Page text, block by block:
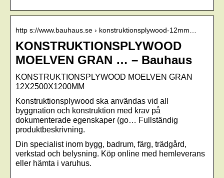
http s://www.bauhaus.se › konstruktionsplywood-12mm…
KONSTRUKTIONSPLYWOOD
MOELVEN GRAN … – Bauhaus
KONSTRUKTIONSPLYWOOD MOELVEN GRAN
12X2500X1200MM
Konstruktionsplywood ska användas vid all
byggnation och konstruktion med krav på
dokumenterade egenskaper (go… Fullständig
produktbeskrivning.
Din specialist inom bygg, badrum, färg, trädgård,
verkstad och belysning. Köp online med hemleverans
eller hämta i varuhus.